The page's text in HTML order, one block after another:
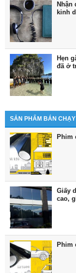
Nhận
kinh
Hẹn
đã ở
SẢN PHẨM BÁN CHẠY
Phim
Giấy
cao,
Phim